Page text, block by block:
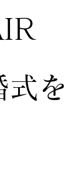
式を